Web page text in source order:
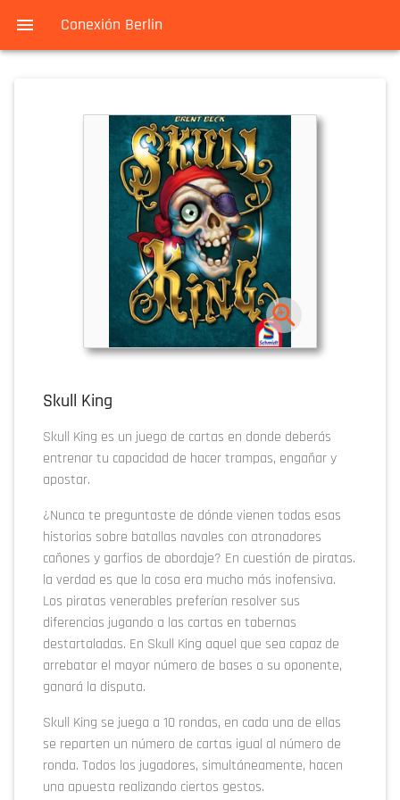
Conexión Berlin
Skull King
Skull King es un juego de cartas en donde deberás
entrenar tu capacidad de hacer trampas, engañar y
apostar.
¿Nunca te preguntaste de dónde vienen todas esas
historias sobre batallas navales con atronadores
cañones y garfios de abordaje? En cuestión de piratas.
la verdad es que la cosa era mucho más inofensiva.
Los piratas venerables preferían resolver sus
diferencias jugando a las cartas en tabernas
destartaladas. En Skull King aquel que sea capaz de
arrebatar el mayor número de bases a su oponente,
ganará la disputa.
Skull King se juega a 10 rondas, en cada una de ellas
se reparten un número de cartas igual al número de
ronda. Todos los jugadores, simultáneamente, hacen
una apuesta realizando ciertos gestos.